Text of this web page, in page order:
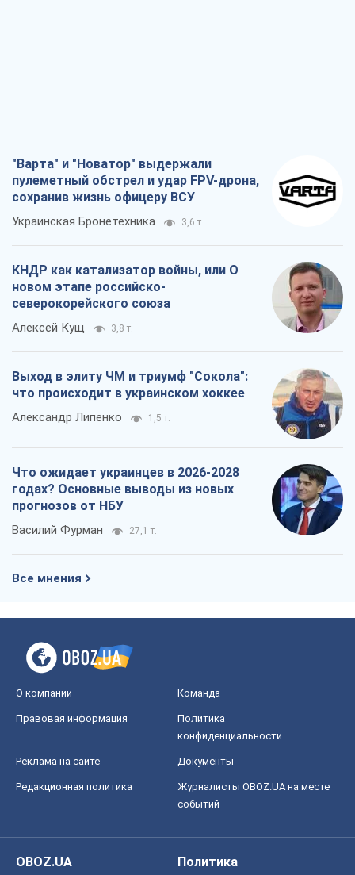
"Варта" и "Новатор" выдержали
пулеметный обстрел и удар FPV-дрона,
сохранив жизнь офицеру ВСУ
Украинская Бронетехника 3,6 т.
КНДР как катализатор войны, или О
новом этапе российско-
северокорейского союза
Алексей Кущ 3,8 т.
Выход в элиту ЧМ и триумф "Сокола":
что происходит в украинском хоккее
Александр Липенко 1,5 т.
Что ожидает украинцев в 2026-2028
годах? Основные выводы из новых
прогнозов от НБУ
Василий Фурман 27,1 т.
Все мнения
О компании Команда
Правовая информация
Политика
конфиденциальности
Реклама на сайте Документы
Редакционная политика
Журналисты OBOZ.UA на месте
событий
OBOZ.UA
Политика